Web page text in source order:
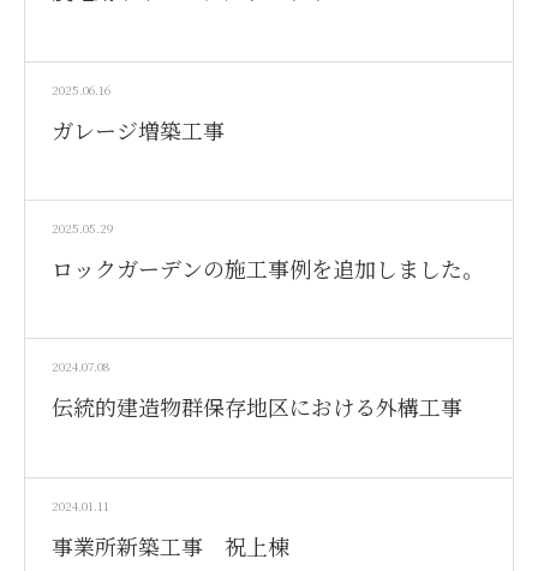
2025.06.16
ガレージ増築工事
2025.05.29
ロックガーデンの施工事例を追加しました。
2024.07.08
伝統的建造物群保存地区における外構工事
2024.01.11
事業所新築工事 祝上棟